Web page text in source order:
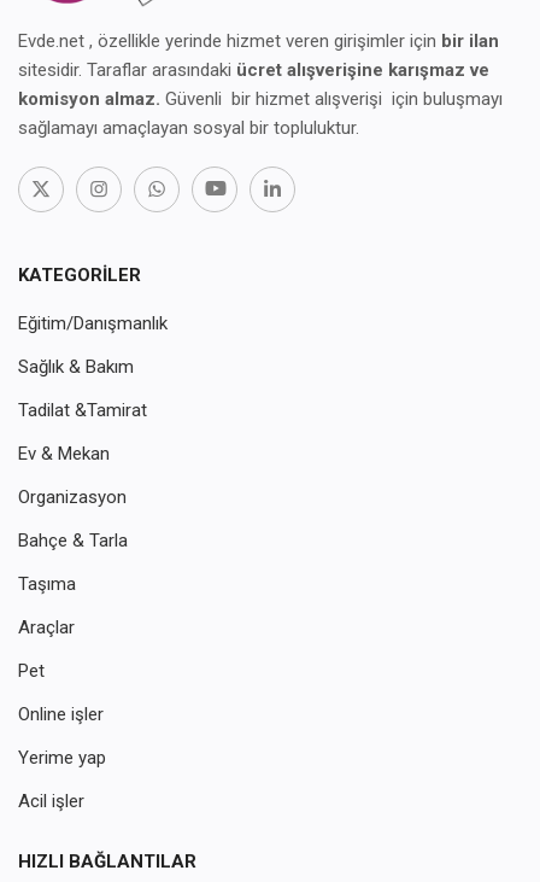
Evde.net , özellikle yerinde hizmet veren girişimler için bir ilan
sitesidir. Taraflar arasındaki ücret alışverişine karışmaz ve
komisyon almaz. Güvenli bir hizmet alışverişi için buluşmayı
sağlamayı amaçlayan sosyal bir topluluktur.
KATEGORILER
Eğitim/Danışmanlık
Sağlık & Bakım
Tadilat &Tamirat
Ev & Mekan
Organizasyon
Bahçe & Tarla
Taşıma
Araçlar
Pet
Online işler
Yerime yap
Acil işler
HIZLI BAĞLANTILAR